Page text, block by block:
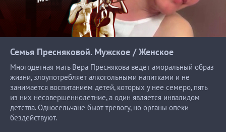
Семья Пресняковой. Мужское /Женское
Многодетная мать Вера Преснякова ведет аморальный образ
жизни, злоупотребляет алкогольными напитками и не
занимается воспитанием детей, которых у нее семеро, пять
из них несовершеннолетние, а один является инвалидом
детства. Односельчане бьют тревогу, но органы опеки
бездействуют.